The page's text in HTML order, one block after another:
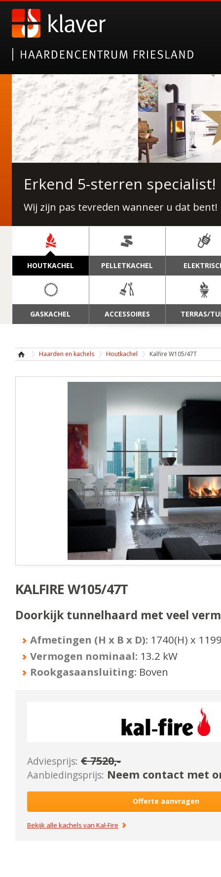
Nieuwe collectie
Janco de Jong!
Erkend 5-sterren specialist!
Wij zijn pas tevreden wanneer u dat bent!
NAVIGATIE
HOUTKACHEL PELLETKACHEL
GASKACHEL ACCESSOIRES TERRAS/
Haarden en kachels Houtkachel Kalfire W105/47T
KALFIRE W105/47T
Doorkijk tunnelhaard met veel
Afmetingen (H x B x D): 1740(H) x
Vermogen nominaal: 13.2 kW
Rookgasaansluiting: Boven
Adviesprijs: €7520,-
Aanbiedingsprijs: Neem contact met
Offerte aanvragen
Bekijk alle kachels vanKal-Fire